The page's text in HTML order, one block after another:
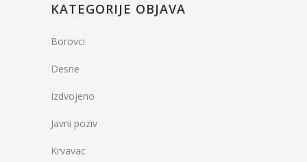
KATEGORIJE OBJAVA
Borovci
Desne
Izdvojeno
Javni poziv
Krvavac